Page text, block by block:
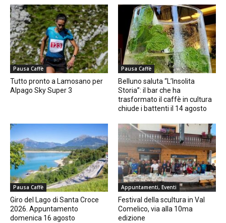
Pausa Caffè
Tutto pronto a Lamosano per
Alpago Sky Super 3
Pausa Caffè
Belluno saluta “L’Insolita
Storia”: il bar che ha
trasformato il caffè in cultura
chiude i battenti il 14 agosto
Pausa Caffè
Giro del Lago di Santa Croce
2026. Appuntamento
domenica 16 agosto
Appuntamenti, Eventi
Festival della scultura in Val
Comelico, via alla 10ma
edizione